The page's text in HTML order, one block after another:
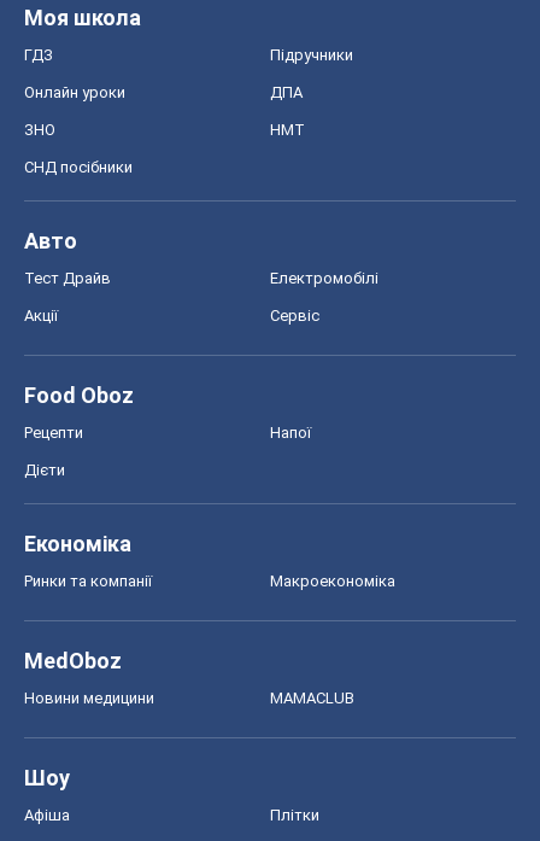
Моя школа
ГДЗ Підручники
Онлайн уроки ДПА
ЗНО НМТ
СНД посібники
Авто
Тест Драйв Електромобілі
Акції Сервіс
Food Oboz
Рецепти Напої
Дієти
Економіка
Ринки та компанії Макроекономіка
MedOboz
Новини медицини MAMACLUB
Шоу
Афіша Плітки